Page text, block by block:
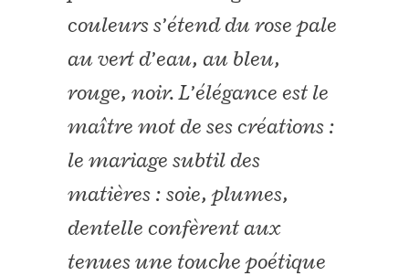
couleurs s’étend du rose pale
au vert d’eau, au bleu,
rouge, noir. L’élégance est le
maître mot de ses créations :
le mariage subtil des
matières : soie, plumes,
dentelle confèrent aux
tenues une touche poétique